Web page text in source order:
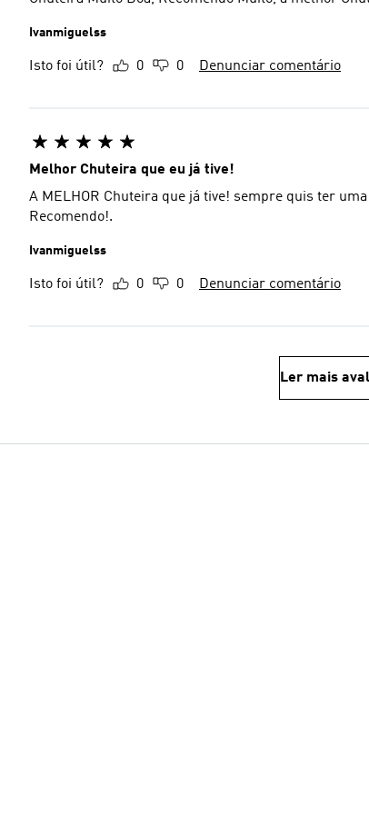
Ivanmiguelss
Isto foi útil? 0 0 Denunciar comentário
Melhor Chuteira que eu já tive!
A MELHOR Chuteira que já tive! sempre quis ter
Recomendo!.
Ivanmiguelss
Isto foi útil? 0 0 Denunciar comentário
Ler mais